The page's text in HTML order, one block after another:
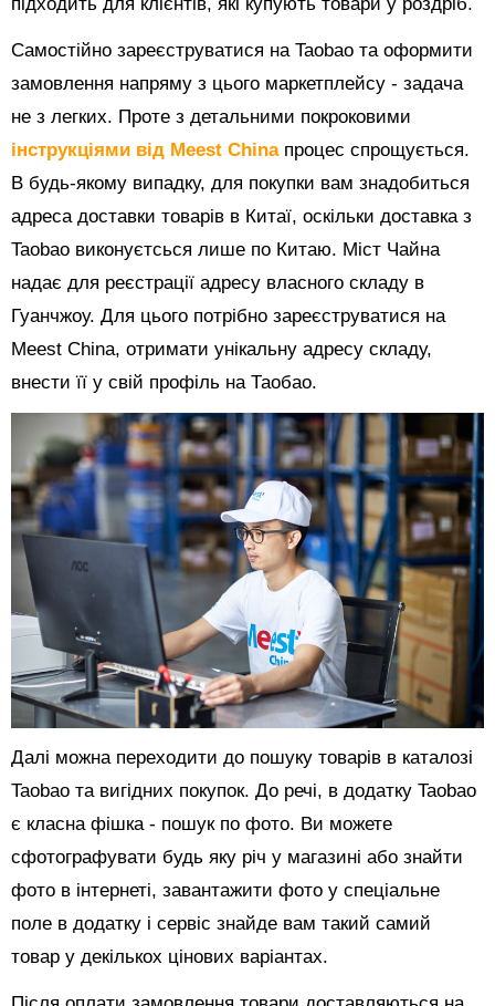
Самостійно зареєструватися на Taobao та оформити
замовлення напряму з цього маркетплейсу - задача
не з легких. Проте з детальними покроковими
інструкціями від Meest China процес спрощується.
В будь-якому випадку, для покупки вам знадобиться
адреса доставки товарів в Китаї, оскільки доставка з
Taobao виконуєтсься лише по Китаю. Міст Чайна
надає для реєстрації адресу власного складу в
Гуанчжоу. Для цього потрібно зареєструватися на
Meest China, отримати унікальну адресу складу,
внести її у свій профіль на Таобао.
Далі можна переходити до пошуку товарів в каталозі
Taobao та вигідних покупок. До речі, в додатку Taobao
є класна фішка - пошук по фото. Ви можете
сфотографувати будь яку річ у магазині або знайти
фото в інтернеті, завантажити фото у спеціальне
поле в додатку і сервіс знайде вам такий самий
товар у декількох цінових варіантах.